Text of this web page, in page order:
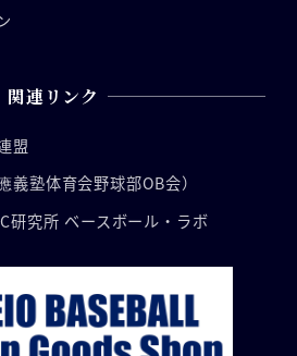
関連リンク
盟
義塾体育会野球部OB会）
研究所 ベースボール・ラボ